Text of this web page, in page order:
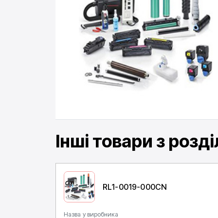
Інші товари з
RL1-0019-000CN
Назва у виробника